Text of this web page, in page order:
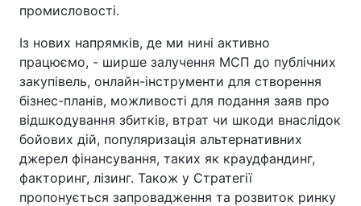
промисловості.
Із нових напрямків, де ми нині активно
працюємо, - ширше залучення МСП до публічних
закупівель, онлайн-інструменти для створення
бізнес-планів, можливості для подання заяв про
відшкодування збитків, втрат чи шкоди внаслідок
бойових дій, популяризація альтернативних
джерел фінансування, таких як краудфандинг,
факторинг, лізинг. Також у Стратегії
пропонується запровадження та розвиток ринку